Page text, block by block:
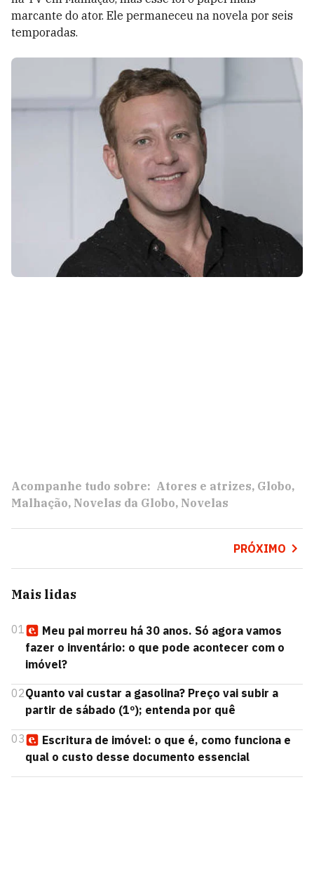
marcante do ator. Ele permaneceu na novela por seis
temporadas.
Acompanhe tudo sobre: Atores e atrizes Globo
Malhação Novelas da Globo Novelas
PRÓXIMO
Mais lidas
01
Meu pai morreu há 30 anos. Só agora vamos
fazer o inventário: o que pode acontecer com o
imóvel?
02Quanto vai custar a gasolina? Preço vai subir a
partir de sábado (1º); entenda por quê
03
Escritura de imóvel: o que é, como funciona e
qual o custo desse documento essencial